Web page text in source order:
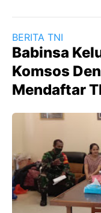
BERITA TNI
Babinsa
Komsos
Mendaftar